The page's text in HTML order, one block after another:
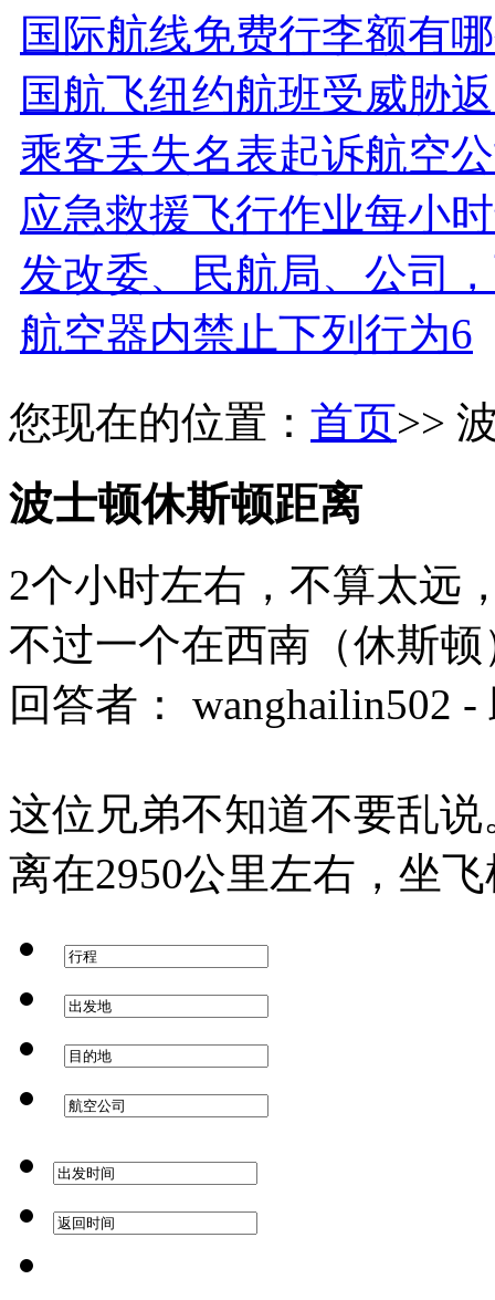
国际航线免费行李额有
国航飞纽约航班受威胁
乘客丢失名表起诉航空
应急救援飞行作业每小
发改委、民航局、公司
航空器内禁止下列行为6
您现在的位置： 首页>>
波士顿休斯顿距离
2个小时左右，不算太远
不过一个在西南（休斯
回答者： wanghailin502
这位兄弟不知道不要乱
离在2950公里左右，坐